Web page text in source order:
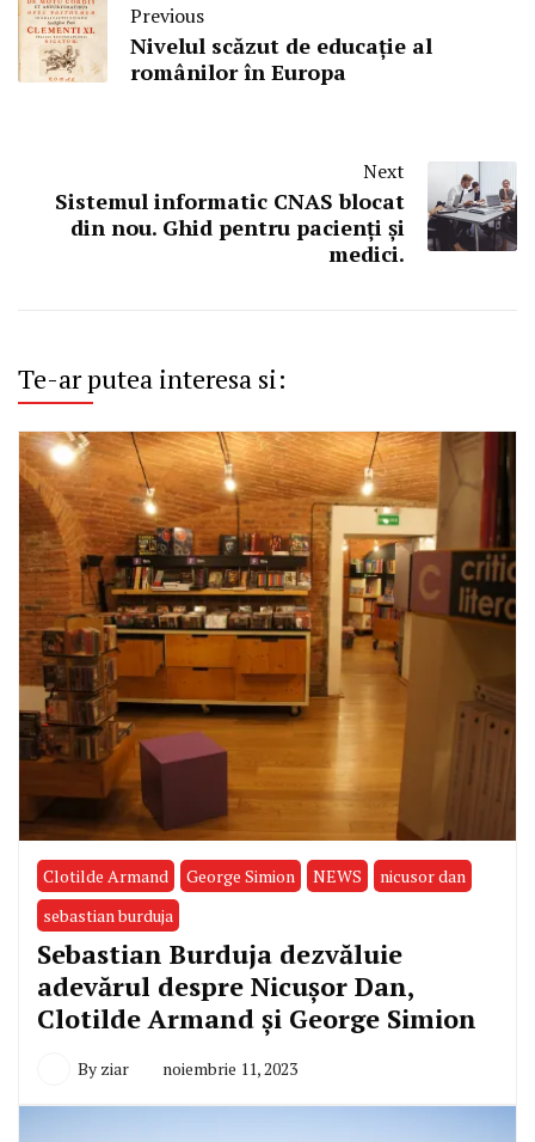
Previous
Nivelul scăzut de educație al
românilor în Europa
Next
Sistemul informatic CNAS blocat
din nou. Ghid pentru pacienți și
medici.
Te-ar putea interesa si:
Clotilde Armand George Simion NEWS
nicusor dan
sebastian burduja
Sebastian Burduja dezvăluie
adevărul despre Nicușor Dan,
Clotilde Armand și George Simion
By ziar noiembrie 11, 2023